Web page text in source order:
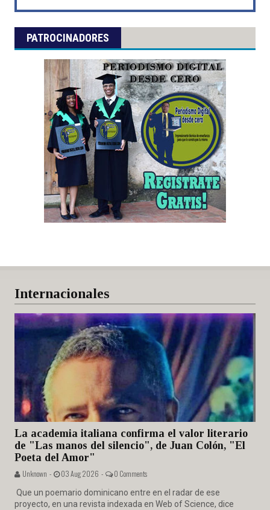
PATROCINADORES
Internacionales
La academia italiana confirma el valor literario
de "Las manos del silencio", de Juan Colón, "El
Poeta del Amor"
Unknown - 03 Aug 2026 - 0 Comments
Que un poemario dominicano entre en el radar de ese
proyecto, en una revista indexada en Web of Science, dice